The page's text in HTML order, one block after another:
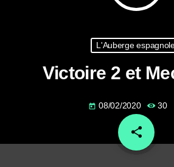
L'Auberge
Victoire 2 et
today 08/02/2020 30
share
email